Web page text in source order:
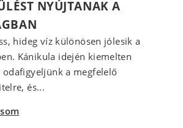
NYÚJTANAK A
hideg víz különösen jólesik a
Kánikula idején kiemelten
a megfelelő
és...